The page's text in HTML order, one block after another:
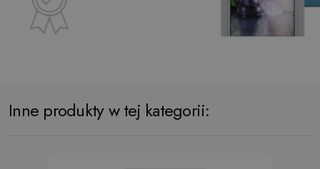
Inne produkty w tej kategorii: